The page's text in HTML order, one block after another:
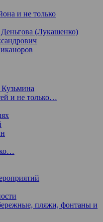
и не только
(Лукашенко)
и не только…
пляжи, фонтаны и